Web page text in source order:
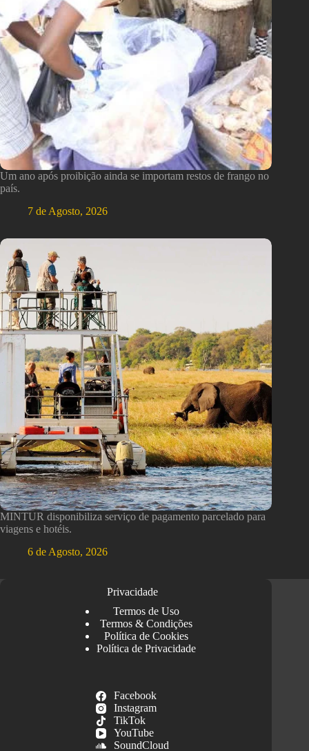
Um ano após proibição ainda se importam restos de frango no
país.
7 de Agosto, 2026
MINTUR disponibiliza serviço de pagamento parcelado para
viagens e hotéis.
6 de Agosto, 2026
Privacidade
Termos de Uso
Termos & Condições
Política de Cookies
Política de Privacidade
Facebook
Instagram
TikTok
YouTube
SoundCloud